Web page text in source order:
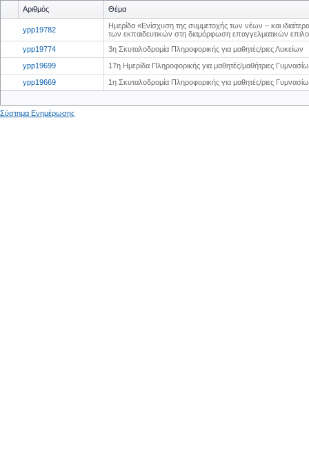
Αριθμός Θέμα
ypp19782
Ημερίδα «Ενίσχυση της συμμετοχής των νέων – και
των εκπαιδευτικών στη διαμόρφωση επαγγελματικών
ypp19774
3η Σκυταλοδρομία Πληροφορικής για μαθητές/ριες Λυκείων
ypp19699
17η Ημερίδα Πληροφορικής για μαθητές/μαθήτριες
ypp19669
1η Σκυταλοδρομία Πληροφορικής για μαθητές/ριες
Σύστημα Ενημέρωσης